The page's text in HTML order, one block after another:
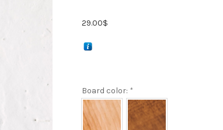
29.00$
Board color: *